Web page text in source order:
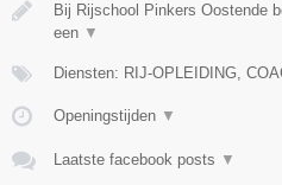
Bij Rijschool Pinkers Oostende
een ▼
Diensten: RIJ-OPLEIDING,
Openingstijden ▼
Laatste facebook posts ▼